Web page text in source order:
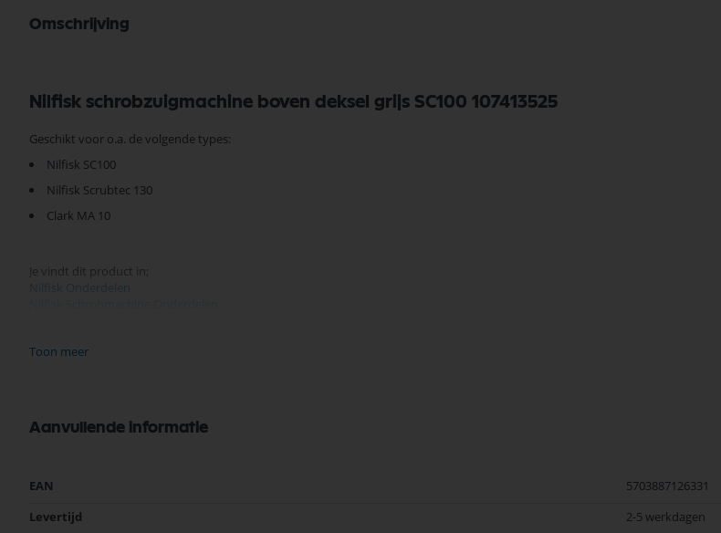
Omschrijving
Nilfisk schrobzuigmachine boven deksel grijs SC100 107413525
Geschikt voor o.a. de volgende types:
Nilfisk SC100
Nilfisk Scrubtec 130
Clark MA 10
Je vindt dit product in;
Nilfisk Onderdelen
Bekijk meer Nilfisk Onderdelen
Toon meer
Aanvullende informatie
Meer
EAN
5703887126331
Levertijd
2-5 werkdagen